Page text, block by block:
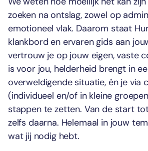
zoeken na ontslag, zowel op
emotioneel vlak. Daarom staat
klankbord en ervaren gids aan
vertrouw je op jouw eigen, vaste
is voor jou, helderheid brengt in
overweldigende situatie, én je via
(individueel en/of in kleine
stappen te zetten. Van de start
zelfs daarna. Helemaal in jouw
wat jij nodig hebt.